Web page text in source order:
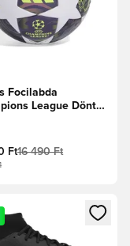
Focilabda
League Döntő
Fehér/Napsárga
Ft16 490 Ft
vagy a tagként
egy modált a